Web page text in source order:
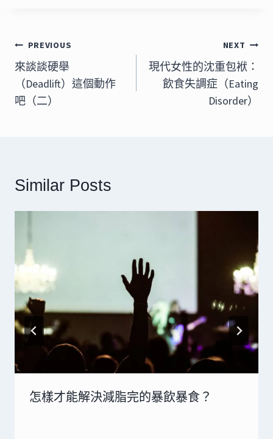
文
章
導
覽
PREVIOUS
來談談硬舉
（Deadlift）這個動作
吧（二）
NEXT
現代女性的沈重包袱：
飲食失調症（Eating
Disorder）
Similar Posts
怎樣才能解決減脂完的暴飲暴食？